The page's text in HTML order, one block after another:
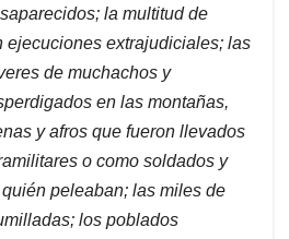
la multitud de
ejecuciones extrajudiciales; las
de muchachos y
en las montañas,
y afros que fueron llevados
o como soldados y
peleaban; las miles de
los poblados